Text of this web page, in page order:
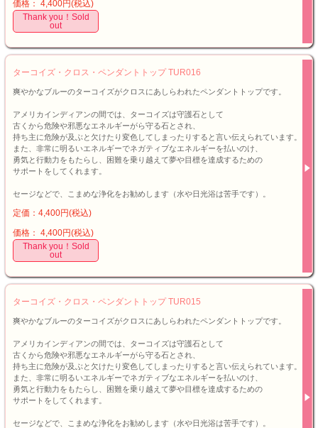
価格： 4,400円(税込)
Thank you！Sold
out
ターコイズ・クロス・ペンダントトップ TUR016
爽やかなブルーのターコイズがクロスにあしらわれたペンダントトップです。
アメリカインディアンの間では、ターコイズは守護石として
古くから危険や邪悪なエネルギーがら守る石とされ、
持ち主に危険が及ぶと欠けたり変色してしまったりすると言い伝えられています。
また、非常に明るいエネルギーでネガティブなエネルギーを払いのけ、
勇気と行動力をもたらし、困難を乗り越えて夢や目標を達成するための
サポートをしてくれます。
セージなどで、こまめな浄化をお勧めします（水や日光浴は苦手です）。
定価：4,400円(税込)
価格： 4,400円(税込)
Thank you！Sold
out
ターコイズ・クロス・ペンダントトップ TUR015
爽やかなブルーのターコイズがクロスにあしらわれたペンダントトップです。
アメリカインディアンの間では、ターコイズは守護石として
古くから危険や邪悪なエネルギーがら守る石とされ、
持ち主に危険が及ぶと欠けたり変色してしまったりすると言い伝えられています。
また、非常に明るいエネルギーでネガティブなエネルギーを払いのけ、
勇気と行動力をもたらし、困難を乗り越えて夢や目標を達成するための
サポートをしてくれます。
セージなどで、こまめな浄化をお勧めします（水や日光浴は苦手です）。